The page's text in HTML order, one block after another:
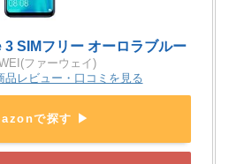
SIMフリー オーロラブルー
ファーウェイ)
品レビュー・口コミを見る
で探す ▶